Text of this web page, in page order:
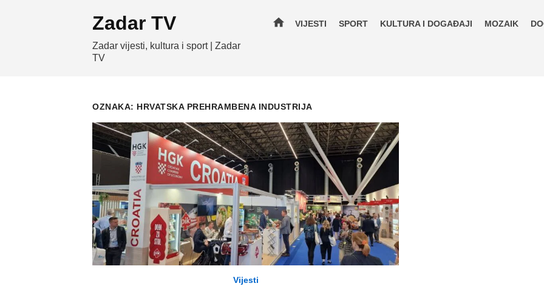
Zadar TV
Zadar vijesti, kultura i sport | Zadar
TV
home VIJESTI SPORT KULTURA I DOGAĐAJI MOZAIK
OZNAKA: HRVATSKA PREHRAMBENA INDUSTRIJA
Vijesti